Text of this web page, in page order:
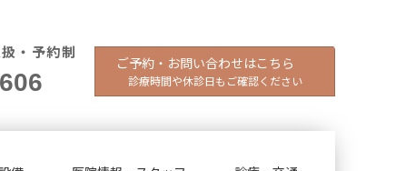
・予約制
ご予約・お問い合わせはこちら
診療時間や休診日もご確認ください